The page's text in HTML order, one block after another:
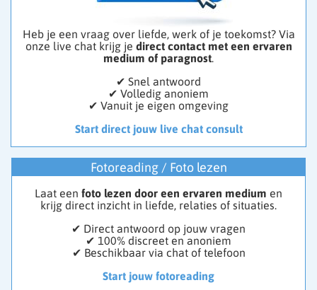
Heb je een vraag over liefde, werk of je toekomst? Via
onze live chat krijg je direct contact met een ervaren
medium of paragnost
✔ Snel antwoord
✔ Volledig anoniem
✔ Vanuit je eigen omgeving
Start direct jouw live chat consult
Fotoreading / Foto lezen
Laat een foto lezen door een ervaren medium en
krijg direct inzicht in liefde, relaties of situaties.
✔ Direct antwoord op jouw vragen
✔ 100% discreet en anoniem
✔ Beschikbaar via chat of telefoon
Start jouw fotoreading